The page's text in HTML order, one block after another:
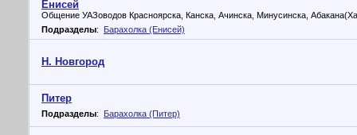
Енисей
Общение УАЗоводов Красноярска, Канска, Ачинска, Минусинска,
Подразделы: Барахолка (Енисей)
Н. Новгород
Питер
Подразделы: Барахолка (Питер)